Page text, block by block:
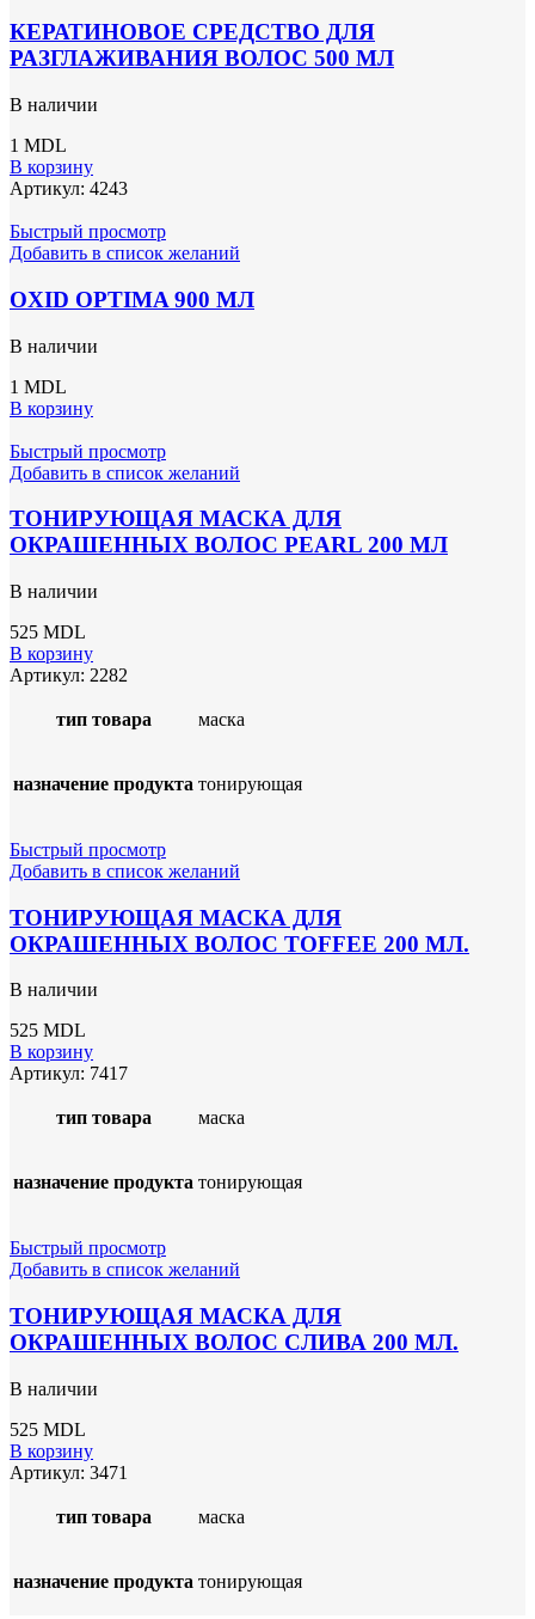
КЕРАТИНОВОЕ СРЕДСТВО ДЛЯ
РАЗГЛАЖИВАНИЯ ВОЛОС 500 МЛ
В наличии
1 MDL
В корзину
Артикул: 4243
Быстрый просмотр
Добавить в список желаний
OXID OPTIMA 900 МЛ
В наличии
1 MDL
В корзину
Быстрый просмотр
Добавить в список желаний
ТОНИРУЮЩАЯ МАСКА ДЛЯ
ОКРАШЕННЫХ ВОЛОС PEARL 200 МЛ
В наличии
525 MDL
В корзину
Артикул: 2282
тип товара маска
назначение продукта тонирующая
Быстрый просмотр
Добавить в список желаний
ТОНИРУЮЩАЯ МАСКА ДЛЯ
ОКРАШЕННЫХ ВОЛОС TOFFEE 200 МЛ.
В наличии
525 MDL
В корзину
Артикул: 7417
тип товара маска
назначение продукта тонирующая
Быстрый просмотр
Добавить в список желаний
ТОНИРУЮЩАЯ МАСКА ДЛЯ
ОКРАШЕННЫХ ВОЛОС СЛИВА 200 МЛ.
В наличии
525 MDL
В корзину
Артикул: 3471
тип товара маска
назначение продукта тонирующая